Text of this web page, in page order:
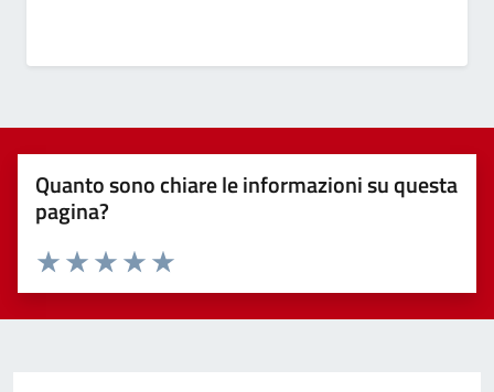
Quanto sono chiare le informazioni su questa
pagina?
Valuta 5 stelle su 5
Valuta 4 stelle su 5
Valuta 3 stelle su 5
Valuta 2 stelle su 5
Valuta 1 stelle su 5